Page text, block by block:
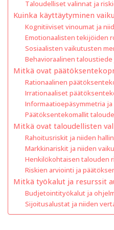
Taloudelliset valinnat ja
Kuinka käyttäytyminen
Kognitiiviset vinoumat ja
Emotionaalisten tekijöiden
Sosiaalisten vaikutusten
Behavioraalinen
Mitkä ovat
Rationaalinen
Irrationaaliset
Informaatioepäsymmetria
Päätöksentekomallit
Mitkä ovat taloudellisten
Rahoitusriskit ja niiden
Markkinariskit ja niiden
Henkilökohtaisen talouden
Riskien arviointi ja
Mitkä työkalut ja resurssit
Budjetointityökalut ja
Sijoitusalustat ja niiden